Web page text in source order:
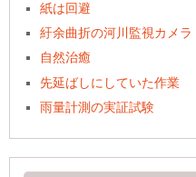
紙は回避
紆余曲折の河川監視カメラ
自然治癒
先延ばしにしていた作業
雨量計測の実証試験